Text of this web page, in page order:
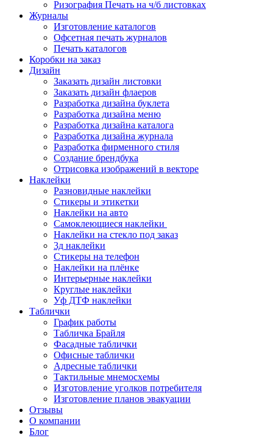
Ризография Печать на ч/б листовках
Журналы
Изготовление каталогов
Офсетная печать журналов
Печать каталогов
Коробки на заказ
Дизайн
Заказать дизайн листовки
Заказать дизайн флаеров
Разработка дизайна буклета
Разработка дизайна меню
Разработка дизайна каталога
Разработка дизайна журнала
Разработка фирменного стиля
Создание брендбука
Отрисовка изображений в векторе
Наклейки
Разновидные наклейки
Стикеры и этикетки
Наклейки на авто
Самоклеющиеся наклейки
Наклейки на стекло под заказ
3д наклейки
Cтикеры на телефон
Наклейки на плёнке
Интерьерные наклейки
Круглые наклейки
Уф ДТФ наклейки
Таблички
График работы
Табличка Брайля
Фасадные таблички
Офисные таблички
Адресные таблички
Тактильные мнемосхемы
Изготовление уголков потребителя
Изготовление планов эвакуации
Отзывы
О компании
Блог